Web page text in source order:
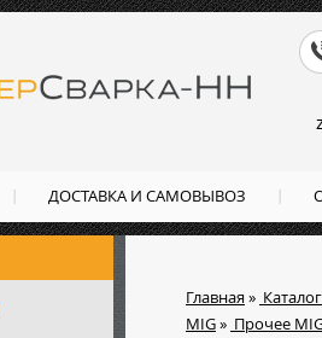
Главная» Каталог
MIG» Прочее
ДОСТАВКА И САМОВЫВОЗ